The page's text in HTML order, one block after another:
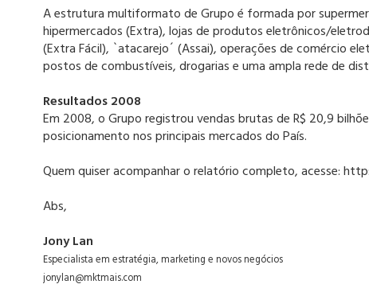
A estrutura multiformato de Grupo é formada por
hipermercados (Extra), lojas de produtos eletrônicos/
(Extra Fácil), `atacarejo´ (Assai), operações de comércio
postos de combustíveis, drogarias e uma ampla rede de
Resultados 2008
Em 2008, o Grupo registrou vendas brutas de R$ 20,9
posicionamento nos principais mercados do País.
Quem quiser acompanhar o relatório completo, acesse:
Abs,
Jony Lan
Especialista em estratégia, marketing e novos negócios
jonylan@mktmais.com